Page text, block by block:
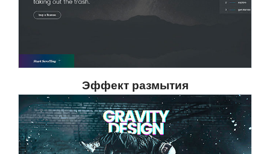
Эффект размытия